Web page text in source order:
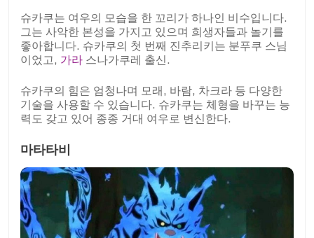
슈카쿠는 여우의 모습을 한 꼬리가 하나인 비수입니다.
그는 사악한 본성을 가지고 있으며 희생자들과 놀기를
좋아합니다. 슈카쿠의 첫 번째 진추리키는 분푸쿠 스님
이었고, 가라 스나가쿠레 출신.
슈카쿠의 힘은 엄청나며 모래, 바람, 차크라 등 다양한
기술을 사용할 수 있습니다. 슈카쿠는 체형을 바꾸는 능
력도 갖고 있어 종종 거대 여우로 변신한다.
마타타비